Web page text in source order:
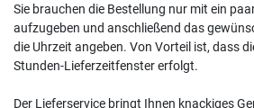
Sie brauchen die Bestellung nur mit ein
aufzugeben und anschließend das
die Uhrzeit angeben. Von Vorteil ist, dass
Stunden-Lieferzeitfenster erfolgt.
Der Lieferservice bringt Ihnen knackiges